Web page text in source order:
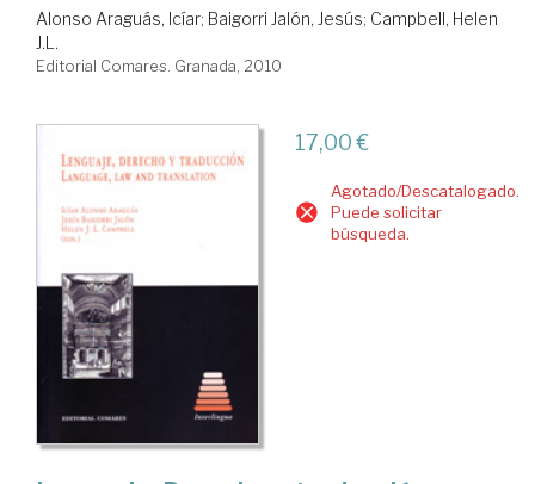
Alonso Araguás, Icíar; Baigorri Jalón, Jesús; Campbell, Helen
J.L.
Editorial Comares. Granada, 2010
17,00 €
Agotado/Descatalogado.
Puede solicitar
búsqueda.